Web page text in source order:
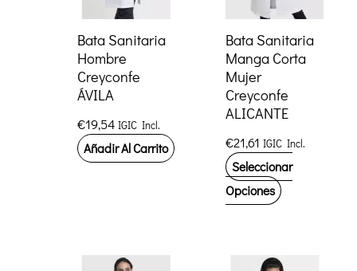
pueden
elegir
la
de
producto
elegir
en
la
página
de
producto
Bata Sanitaria
Hombre
Creyconfe
ÁVILA
€19,54 IGIC Incl.
Añadir Al Carrito
Bata Sanitaria
Manga Corta
Mujer
Creyconfe
ALICANTE
€21,61 IGIC Incl.
Seleccionar
Opciones Este
múltiples